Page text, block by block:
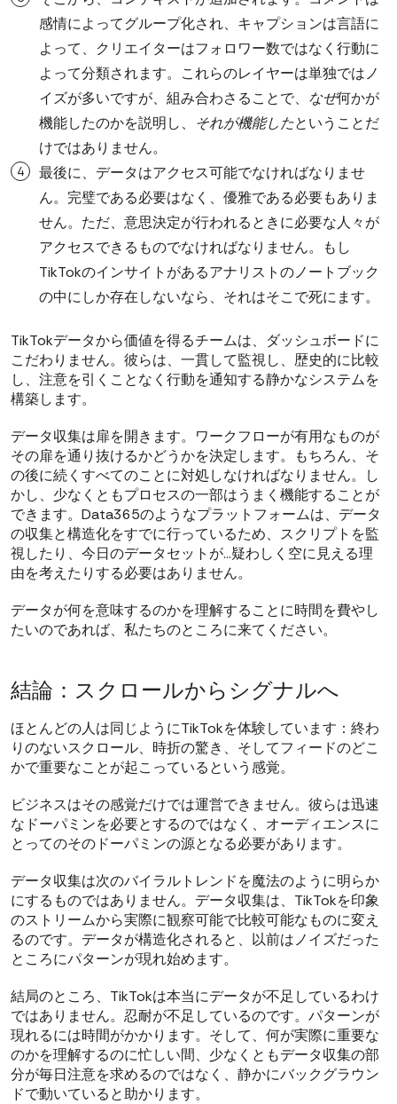
感情によってグループ化され、キャプションは言語に
よって、クリエイターはフォロワー数ではなく行動に
よって分類されます。これらのレイヤーは単独ではノ
イズが多いですが、組み合わさることで、 なぜ何かが
機能したのかを説明し、 それが機能したということだ
けではありません。
最後に、データはアクセス可能でなければなりませ
ん。完璧である必要はなく、優雅である必要もありま
せん。ただ、意思決定が行われるときに必要な人々が
アクセスできるものでなければなりません。もし
TikTokのインサイトがあるアナリストのノートブック
の中にしか存在しないなら、それはそこで死にます。
TikTokデータから価値を得るチームは、ダッシュボードに
こだわりません。彼らは、一貫して監視し、歴史的に比較
し、注意を引くことなく行動を通知する静かなシステムを
構築します。
データ収集は扉を開きます。ワークフローが有用なものが
その扉を通り抜けるかどうかを決定します。もちろん、そ
の後に続くすべてのことに対処しなければなりません。し
かし、少なくともプロセスの一部はうまく機能することが
できます。Data365のようなプラットフォームは、データ
の収集と構造化をすでに行っているため、スクリプトを監
視したり、今日のデータセットが…疑わしく空に見える理
由を考えたりする必要はありません。
データが何を意味するのかを理解することに時間を費やし
たいのであれば、私たちのところに来てください。
結論：スクロールからシグナルへ
ほとんどの人は同じようにTikTokを体験しています：終わ
りのないスクロール、時折の驚き、そしてフィードのどこ
かで重要なことが起こっているという感覚。
ビジネスはその感覚だけでは運営できません。彼らは迅速
なドーパミンを必要とするのではなく、オーディエンスに
とってのそのドーパミンの源となる必要があります。
データ収集は次のバイラルトレンドを魔法のように明らか
にするものではありません。データ収集は、TikTokを印象
のストリームから実際に観察可能で比較可能なものに変え
るのです。データが構造化されると、以前はノイズだった
ところにパターンが現れ始めます。
結局のところ、TikTokは本当にデータが不足しているわけ
ではありません。忍耐が不足しているのです。パターンが
現れるには時間がかかります。そして、何が実際に重要な
のかを理解するのに忙しい間、少なくともデータ収集の部
分が毎日注意を求めるのではなく、静かにバックグラウン
ドで動いていると助かります。